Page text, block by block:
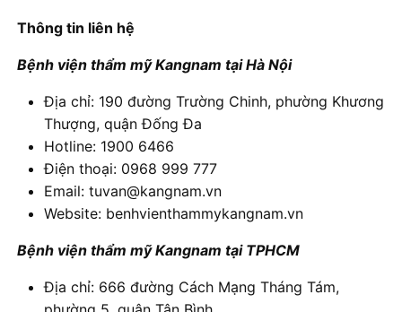
Thông tin liên hệ
Bệnh viện thẩm mỹ Kangnam tại Hà Nội
Địa chỉ: 190 đường Trường Chinh, phường Khương
Thượng, quận Đống Đa
Hotline: 1900 6466
Điện thoại: 0968 999 777
Email: tuvan@kangnam.vn
Website: benhvienthammykangnam.vn
Bệnh viện thẩm mỹ Kangnam tại TPHCM
Địa chỉ: 666 đường Cách Mạng Tháng Tám,